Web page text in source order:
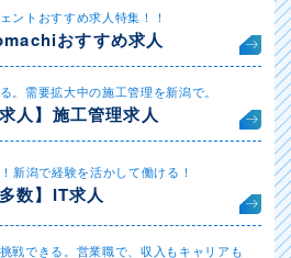
ントおすすめ求人特集！！
おすすめ求人
。需要拡大中の施工管理を新潟で。
人】施工管理求人
新潟で経験を活かして働ける！
数】IT求人
戦できる。営業職で、収入もキャリアも